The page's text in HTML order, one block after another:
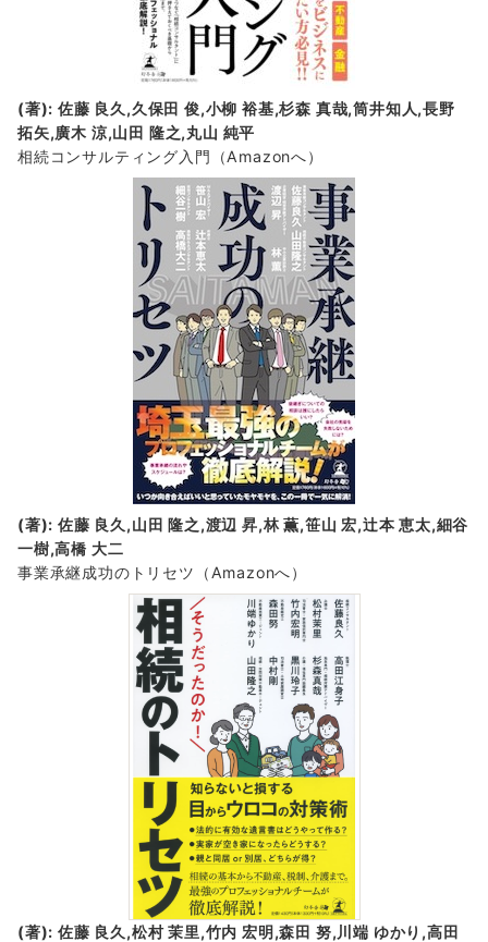
(著): 佐藤 良久,久保田 俊,小柳 裕基,杉森 真哉,筒井知人,長野
拓矢,廣木 涼,山田 隆之,丸山 純平
相続コンサルティング入門 （Amazonへ）
(著): 佐藤 良久,山田 隆之,渡辺 昇,林 薫,笹山 宏,辻本 恵太,細谷
一樹,高橋 大二
事業承継成功のトリセツ
（Amazonへ）
(著): 佐藤 良久,松村 茉里,竹内 宏明,森田 努,川端 ゆかり,高田